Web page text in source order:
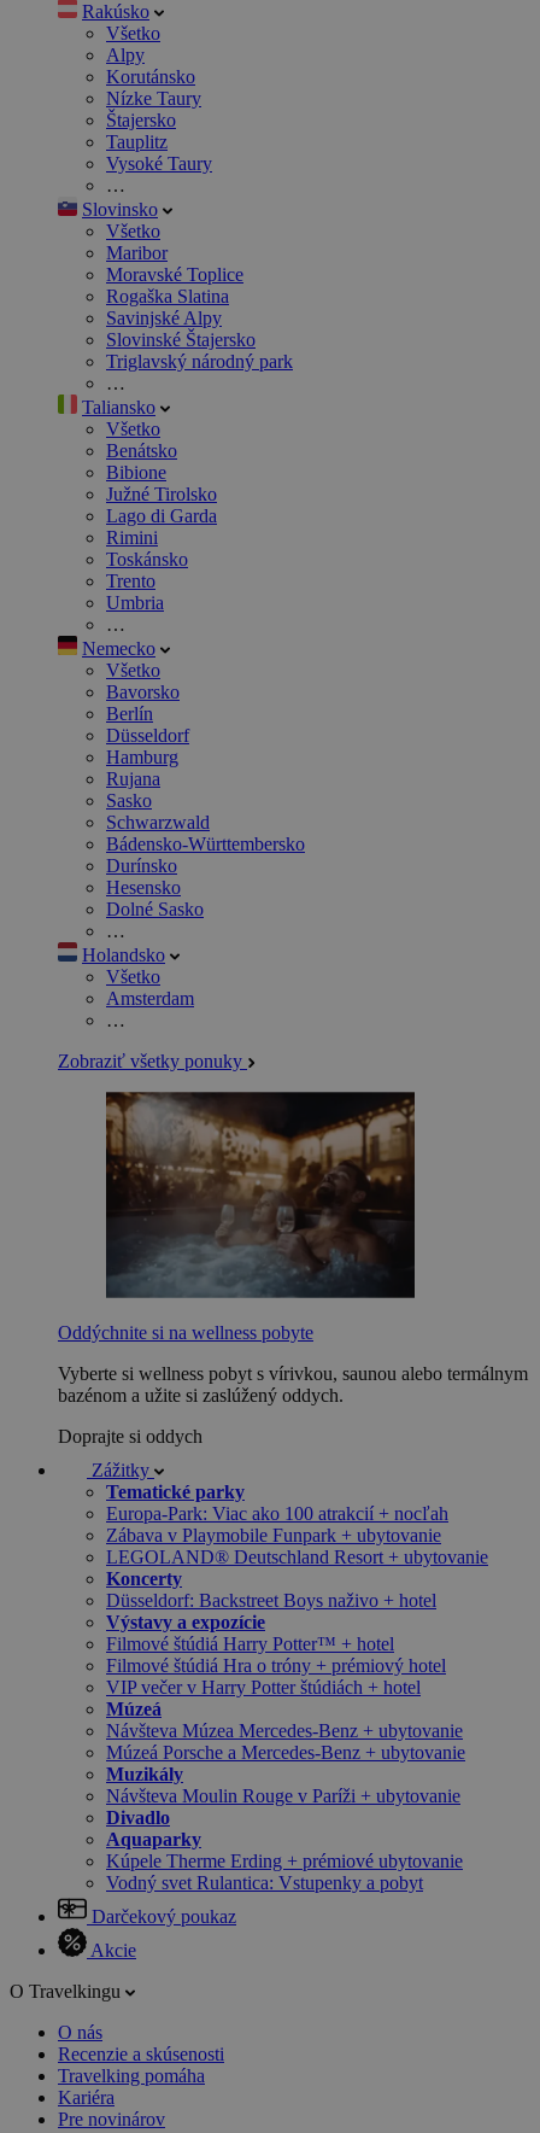
Rakúsko
Všetko
Alpy
Korutánsko
Nízke Taury
Štajersko
Tauplitz
Vysoké Taury
…
Slovinsko
Všetko
Maribor
Moravské Toplice
Rogaška Slatina
Savinjské Alpy
Slovinské Štajersko
Triglavský národný park
…
Taliansko
Všetko
Benátsko
Bibione
Južné Tirolsko
Lago di Garda
Rimini
Toskánsko
Trento
Umbria
…
Nemecko
Všetko
Bavorsko
Berlín
Düsseldorf
Hamburg
Rujana
Sasko
Schwarzwald
Bádensko-Württembersko
Durínsko
Hesensko
Dolné Sasko
…
Holandsko
Všetko
Amsterdam
…
Zobraziť všetky ponuky
Oddýchnite si na wellness pobyte
Vyberte si wellness pobyt s vírivkou, saunou alebo termálnym
bazénom a užite si zaslúžený oddych.
Doprajte si oddych
Zážitky
Tematické parky
Europa-Park: Viac ako 100 atrakcií + nocľah
Zábava v Playmobile Funpark + ubytovanie
LEGOLAND® Deutschland Resort + ubytovanie
Koncerty
Düsseldorf: Backstreet Boys naživo + hotel
Výstavy a expozície
Filmové štúdiá Harry Potter™ + hotel
Filmové štúdiá Hra o tróny + prémiový hotel
VIP večer v Harry Potter štúdiách + hotel
Múzeá
Návšteva Múzea Mercedes-Benz + ubytovanie
Múzeá Porsche a Mercedes-Benz + ubytovanie
Muzikály
Návšteva Moulin Rouge v Paríži + ubytovanie
Divadlo
Aquaparky
Kúpele Therme Erding + prémiové ubytovanie
Vodný svet Rulantica: Vstupenky a pobyt
Darčekový poukaz
Akcie
O Travelkingu
O nás
Recenzie a skúsenosti
Travelking pomáha
Kariéra
Pre novinárov